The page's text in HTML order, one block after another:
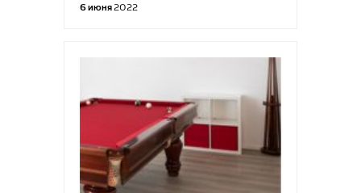
6 июня2022